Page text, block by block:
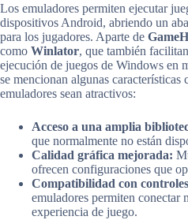
Los emuladores permiten ejecutar
dispositivos Android, abriendo un
para los jugadores. Aparte de
como Winlator, que también
ejecución de juegos de Windows en
se mencionan algunas características
emuladores sean atractivos:
Acceso a una amplia
que normalmente no están
Calidad gráfica mejorada:
ofrecen configuraciones que
Compatibilidad con
emuladores permiten conectar
experiencia de juego.